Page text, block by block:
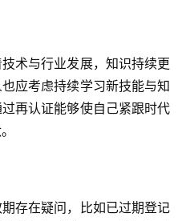
术与行业发展，知识持续更
应考虑持续学习新技能与知
再认证能够使自己紧跟时代
存在疑问，比如已过期登记